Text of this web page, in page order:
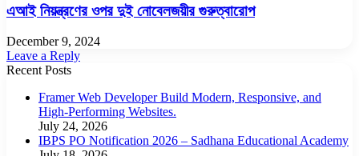
এআই নিয়ন্ত্রণের ওপর দুই নোবেলজয়ীর গুরুত্বারোপ
December 9, 2024
Leave a Reply
Recent Posts
Framer Web Developer Build Modern, Responsive, and
High-Performing Websites.
July 24, 2026
IBPS PO Notification 2026 – Sadhana Educational Academy